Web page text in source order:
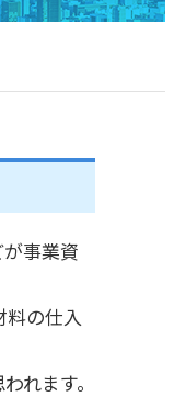
事業資
料の仕入
れます。